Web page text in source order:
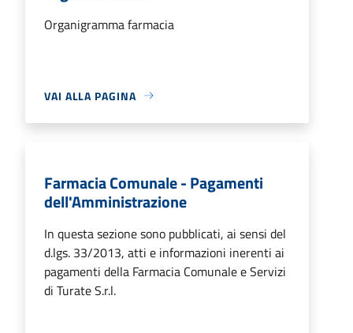
Organigramma farmacia
VAI ALLA PAGINA
Farmacia Comunale - Pagamenti
dell'Amministrazione
In questa sezione sono pubblicati, ai sensi del
d.lgs. 33/2013, atti e informazioni inerenti ai
pagamenti della Farmacia Comunale e Servizi
di Turate S.r.l.